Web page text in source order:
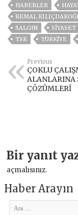
HABERLER
KEMAL
SALGIN
SİYASET
TSK
TÜRKİYE
Previous
ÇOKLU
ALANLARINA
ÇÖZÜMLERİ
Bir yanıt
açmalısınız.
Haber Arayın